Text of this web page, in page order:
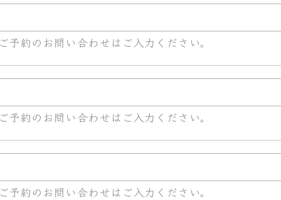
ご予約のお問い合わせはご入力ください。
ご予約のお問い合わせはご入力ください。
ご予約のお問い合わせはご入力ください。